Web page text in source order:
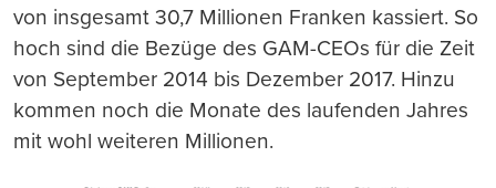
von insgesamt 30,7 Millionen Franken kassiert. So
hoch sind die Bezüge des GAM-CEOs für die Zeit
von September 2014 bis Dezember 2017. Hinzu
kommen noch die Monate des laufenden Jahres
mit wohl weiteren Millionen.